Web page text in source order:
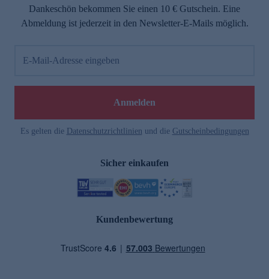
Dankeschön bekommen Sie einen 10 € Gutschein. Eine
Abmeldung ist jederzeit in den Newsletter-E-Mails möglich.
E-Mail-Adresse eingeben
Anmelden
Es gelten die Datenschutzrichtlinien und die Gutscheinbedingungen
Sicher einkaufen
Kundenbewertung